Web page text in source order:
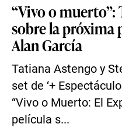
“Vivo o muerto”:
sobre la próxima
Alan García
Tatiana Astengo y
set de ‘+
“Vivo o Muerto: El
película s...